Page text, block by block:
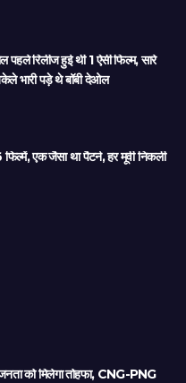
रिलीज हुई थी 1 ऐसी फिल्म, सारे
भारी पड़े थे बॉबी देओल
एक जैसा था पैटर्न, हर मूवी निकली
को मिलेगा तोहफा, CNG-PNG